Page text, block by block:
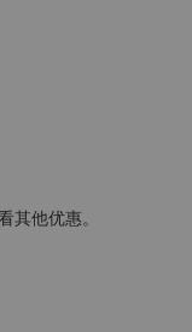
其他优惠。